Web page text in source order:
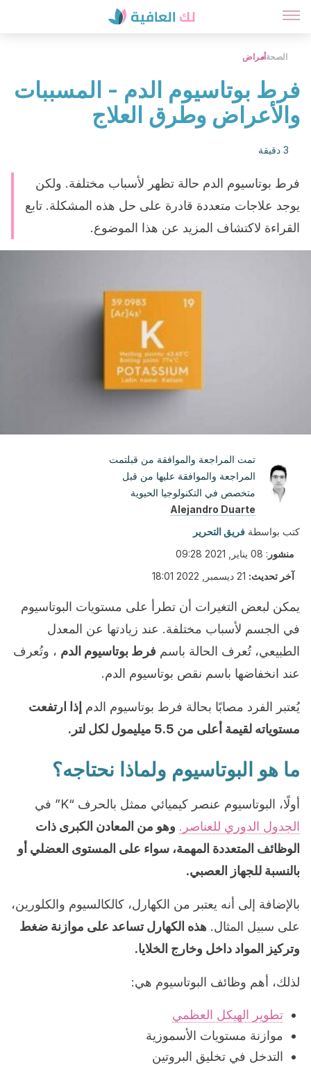
الصحةأمراض
فرط بوتاسيوم الدم - المسببات
والأعراض وطرق العلاج
3 دقيقة
فرط بوتاسيوم الدم حالة تظهر لأسباب مختلفة. ولكن
يوجد علاجات متعددة قادرة على حل هذه المشكلة. تابع
القراءة لاكتشاف المزيد عن هذا الموضوع.
تمت المراجعة والموافقة من قبلتمت
المراجعة والموافقة عليها من قبل
متخصص في التكنولوجيا الحيوية
Alejandro Duarte
كتب بواسطة فريق التحرير
منشور : 08 يناير, 2021 09:28
آخر تحديث: 21 ديسمبر, 2022 18:01
يمكن لبعض التغيرات أن تطرأ على مستويات البوتاسيوم
في الجسم لأسباب مختلفة. عند زيادتها عن المعدل
الطبيعي، تُعرف الحالة باسم فرط بوتاسيوم الدم ، وتُعرف
عند انخفاضها باسم نقص بوتاسيوم الدم.
يُعتبر الفرد مصابًا بحالة فرط بوتاسيوم الدم إذا ارتفعت
مستوياته لقيمة أعلى من 5.5 ميليمول لكل لتر.
ما هو البوتاسيوم ولماذا نحتاجه؟
أولًا، البوتاسيوم عنصر كيميائي ممثل بالحرف “K” في
الجدول الدوري للعناصر. وهو من المعادن الكبرى ذات
الوظائف المتعددة المهمة، سواء على المستوى العضلي أو
بالنسبة للجهاز العصبي.
بالإضافة إلى أنه يعتبر من الكهارل، كالكالسيوم والكلورين،
على سبيل المثال. هذه الكهارل تساعد على موازنة ضغط
وتركيز المواد داخل وخارج الخلايا.
لذلك، أهم وظائف البوتاسيوم هي:
تطوير الهيكل العظمي
موازنة مستويات الأسموزية
التدخل في تخليق البروتين